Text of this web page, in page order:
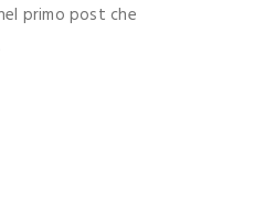
primo post che